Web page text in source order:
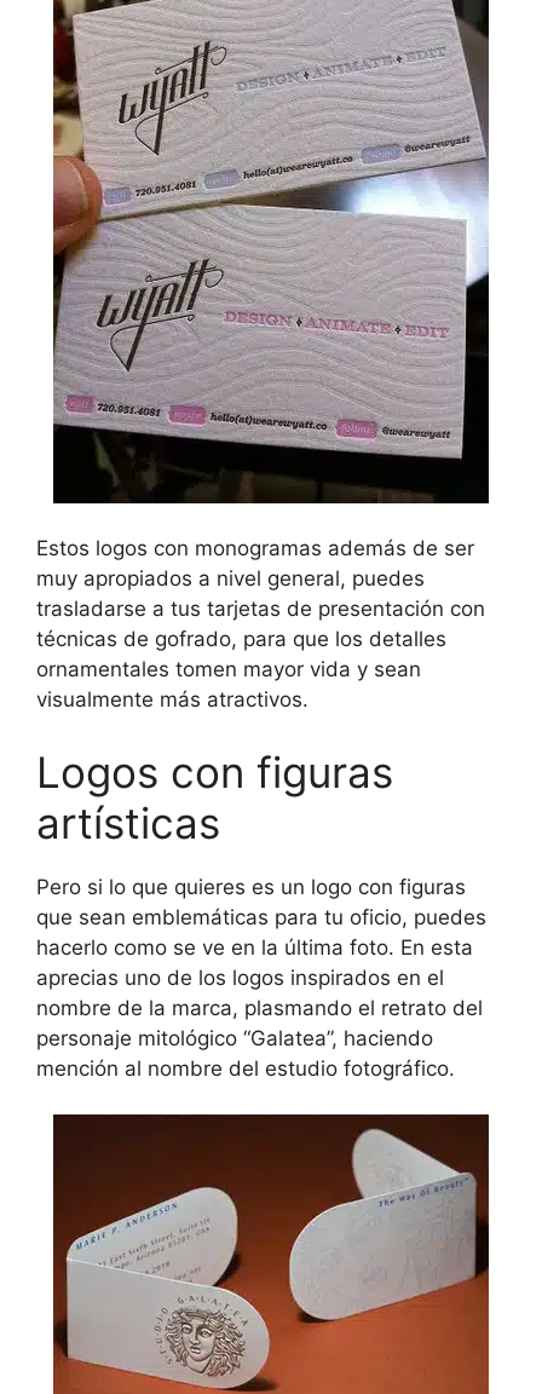
Estos logos con monogramas además de ser
muy apropiados a nivel general, puedes
trasladarse a tus tarjetas de presentación con
técnicas de gofrado, para que los detalles
ornamentales tomen mayor vida y sean
visualmente más atractivos.
Logos con figuras
artísticas
Pero si lo que quieres es un logo con figuras
que sean emblemáticas para tu oficio, puedes
hacerlo como se ve en la última foto. En esta
aprecias uno de los logos inspirados en el
nombre de la marca, plasmando el retrato del
personaje mitológico “Galatea”, haciendo
mención al nombre del estudio fotográfico.